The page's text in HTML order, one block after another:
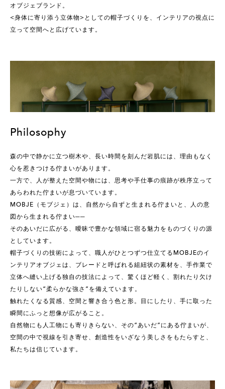
オブジェブランド。
<身体に寄り添う立体物>としての帽子づくりを、インテリアの視点に
立って空間へと広げています。
Philosophy
森の中で静かに立つ樹木や、長い時間を刻んだ岩肌には、理由もなく
心を惹きつける佇まいがあります。
一方で、人が整えた空間や物には、思考や手仕事の痕跡が秩序立って
あらわれた佇まいが息づいています。
MOBJE（モブジェ）は、自然から自ずと生まれる佇まいと、人の意
図から生まれる佇まい──
そのあいだに広がる、曖昧で豊かな領域に宿る魅力をものづくりの源
としています。
帽子づくりの技術によって、職人がひとつずつ仕立てるMOBJEのイ
ンテリアオブジェは、ブレードと呼ばれる組紐状の素材を、手作業で
立体へ縫い上げる独自の技法によって、驚くほど軽く、割れたり欠け
たりしない“柔らかな強さ”を備えています。
触れたくなる質感、空間と響き合う色と形。目にしたり、手に取った
瞬間にふっと想像が広がること。
自然物にも人工物にも寄りきらない、その“あいだ”にある佇まいが、
空間の中で視線を引き寄せ、創造性をいざなう美しさをもたらすと、
私たちは信じています。